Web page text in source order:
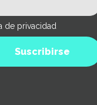
de privacidad
Suscribirse